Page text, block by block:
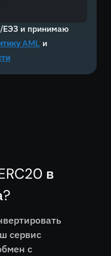
ЕЭЗ и принимаю
AML и
в
сервис
с